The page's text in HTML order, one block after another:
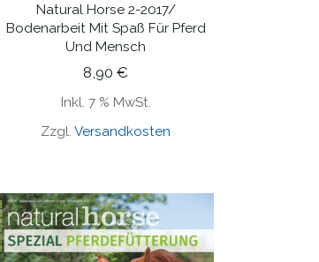
IN DEN WARENKORB
Natural Horse 2-2017/
Bodenarbeit Mit Spaß Für Pferd
Und Mensch
8,90 €
Inkl. 7 % MwSt.
Zzgl. Versandkosten